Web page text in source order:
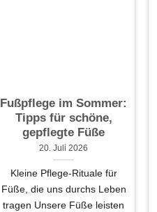
Fußpflege im Sommer:
Tipps für schöne,
gepflegte Füße
20. Juli 2026
Kleine Pflege-Rituale für
Füße, die uns durchs Leben
tragen Unsere Füße leisten